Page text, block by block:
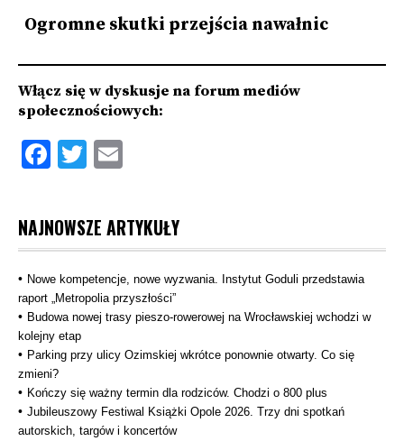
Ogromne skutki przejścia nawałnic
Włącz się w dyskusje na forum mediów
społecznościowych:
Facebook
Twitter
NAJNOWSZE ARTYKUŁY
Nowe kompetencje, nowe wyzwania. Instytut Goduli przedstawia
raport „Metropolia przyszłości”
Budowa nowej trasy pieszo‑rowerowej na Wrocławskiej wchodzi w
kolejny etap
Parking przy ulicy Ozimskiej wkrótce ponownie otwarty. Co się
zmieni?
Kończy się ważny termin dla rodziców. Chodzi o 800 plus
Jubileuszowy Festiwal Książki Opole 2026. Trzy dni spotkań
autorskich, targów i koncertów